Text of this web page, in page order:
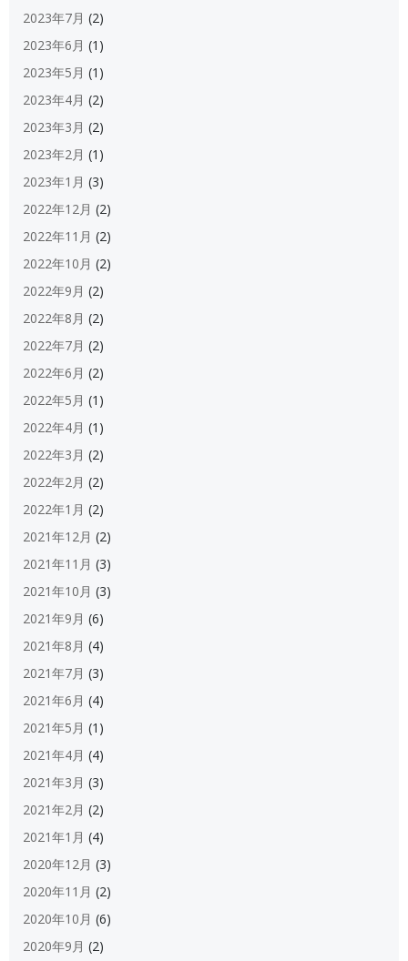
2023年7月 (2)
2023年6月 (1)
2023年5月 (1)
2023年4月 (2)
2023年3月 (2)
2023年2月 (1)
2023年1月 (3)
2022年12月 (2)
2022年11月 (2)
2022年10月 (2)
2022年9月 (2)
2022年8月 (2)
2022年7月 (2)
2022年6月 (2)
2022年5月 (1)
2022年4月 (1)
2022年3月 (2)
2022年2月 (2)
2022年1月 (2)
2021年12月 (2)
2021年11月 (3)
2021年10月 (3)
2021年9月 (6)
2021年8月 (4)
2021年7月 (3)
2021年6月 (4)
2021年5月 (1)
2021年4月 (4)
2021年3月 (3)
2021年2月 (2)
2021年1月 (4)
2020年12月 (3)
2020年11月 (2)
2020年10月 (6)
2020年9月 (2)